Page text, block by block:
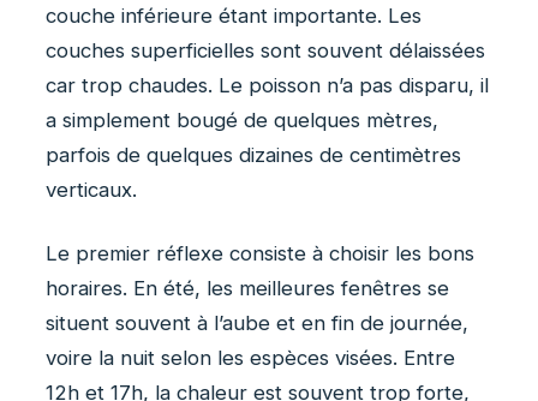
couche inférieure étant importante. Les
couches superficielles sont souvent délaissées
car trop chaudes. Le poisson n’a pas disparu, il
a simplement bougé de quelques mètres,
parfois de quelques dizaines de centimètres
verticaux.
Le premier réflexe consiste à choisir les bons
horaires. En été, les meilleures fenêtres se
situent souvent à l’aube et en fin de journée,
voire la nuit selon les espèces visées. Entre
12h et 17h, la chaleur est souvent trop forte,